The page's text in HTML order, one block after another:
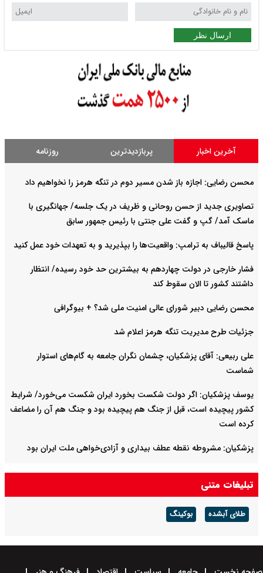
ارسال نظر
آخرین اخبار پربازدیدترین روزنامه
محسن رضایی: اجازه باز شدن مسیر دوم در تنگه هرمز را نخواهیم داد
تصاویری جدید از حسن روحانی و ظریف در یک جلسه/ جهانگیری با
ماسک آمد/ گپ و گفت علی جنتی با رئیس جمهور سابق
پاسخ قالیباف به ترامپ: واقعیت‌ها را بپذیرید و به تعهدات خود عمل کنید
فشار خارجی در دولت چهاردهم به بیشترین حد خود رسیده/ انتظار
داشتند کشور تا الان سقوط کند
محسن رضایی دبیر شورای عالی امنیت ملی شد؟ + بیوگرافی
جزئیات طرح مدیریت تنگه هرمز اعلام شد
علی ربیعی: آقای پزشکیان، چشمان نگران جامعه به گام‌های استوار
شماست
یوسف پزشکیان: اگر دولت شکست بخورد ایران شکست می‌خورد/ شرایط
کشور پیچیده است، قبل از جنگ هم پیچیده بود و جنگ هم آن را مضاعف‌
کرده است
پزشکیان: مشروطه نقطه عطف بیداری و آزادی‌خواهی ملت ایران بود
امیر دریادار منصور فلاحی درگذشت
تبلیغات متنی
طلای آبشده بوکینگ